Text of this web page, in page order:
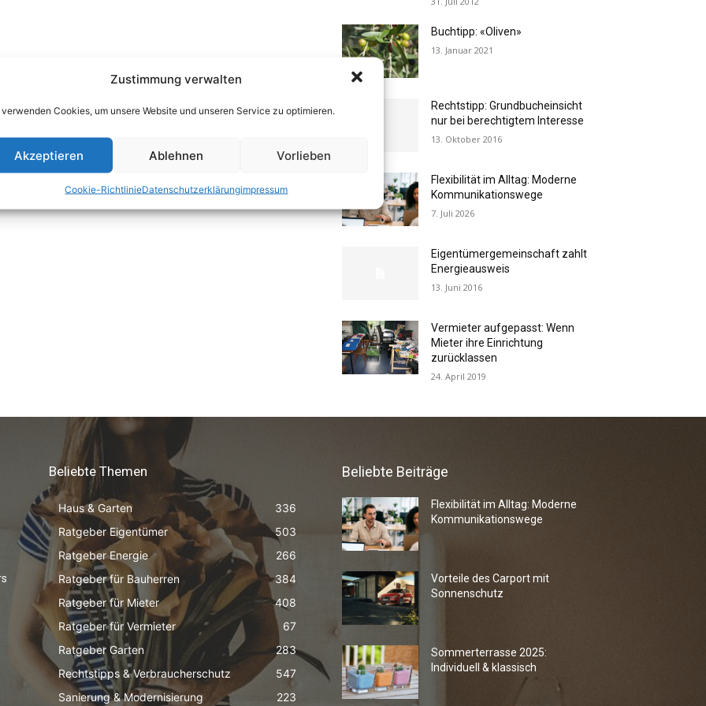
Zustimmung verwalten
verwenden Cookies, um unsere Website und unseren Service zu optimieren.
Akzeptieren Ablehnen Vorlieben
Cookie-RichtlinieDatenschutzerklärungimpressum
Buchtipp: «Oliven»
13. Januar 2021
Rechtstipp: Grundbucheinsicht
nur bei berechtigtem Interesse
13. Oktober 2016
Flexibilität im Alltag: Moderne
Kommunikationswege
7. Juli 2026
Eigentümergemeinschaft zahlt
Energieausweis
13. Juni 2016
Vermieter aufgepasst: Wenn
Mieter ihre Einrichtung
zurücklassen
24. April 2019
Beliebte Themen
Haus & Garten
336
Ratgeber Eigentümer
503
Ratgeber Energie
266
Ratgeber für Bauherren
384
Ratgeber für Mieter
408
Ratgeber für Vermieter
67
Ratgeber Garten
283
Rechtstipps & Verbraucherschutz
547
Sanierung & Modernisierung
223
Beliebte Beiträge
Flexibilität im Alltag: Moderne
Kommunikationswege
Vorteile des Carport mit
Sonnenschutz
Sommerterrasse 2025:
Individuell & klassisch